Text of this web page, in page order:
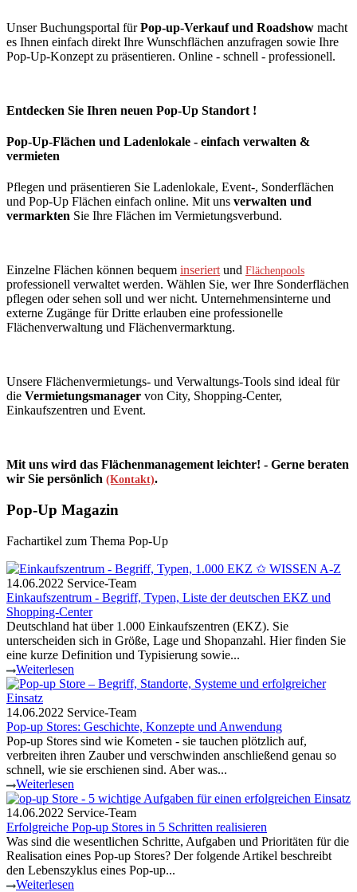
Unser Buchungsportal fürPop-up-Verkauf und Roadshow macht
es Ihnen einfach direkt Ihre Wunschflächen anzufragen sowie Ihre
Pop-Up-Konzept zu präsentieren. Online - schnell - professionell.
Entdecken Sie Ihren neuen Pop-Up Standort !
Pop-Up-Flächen und Ladenlokale - einfach verwalten &
vermieten
Pflegen und präsentieren Sie Ladenlokale, Event-, Sonderflächen
und Pop-Up Flächen einfach online. Mit uns verwalten und
vermarkten Sie Ihre Flächen im Vermietungsverbund.
Einzelne Flächen können bequem inseriert und Flächenpools
professionell verwaltet werden. Wählen Sie, wer Ihre Sonderflächen
pflegen oder sehen soll und wer nicht. Unternehmensinterne und
externe Zugänge für Dritte erlauben eine professionelle
Flächenverwaltung und Flächenvermarktung.
Unsere Flächenvermietungs- und Verwaltungs-Tools sind ideal für
die Vermietungsmanager von City, Shopping-Center,
Einkaufszentren und Event.
Mit uns wird das Flächenmanagement leichter! - Gerne beraten
wir Sie persönlich (Kontakt).
Pop-Up Magazin
Fachartikel zum Thema Pop-Up
14.06.2022 Service-Team
Einkaufszentrum - Begriff, Typen, Liste der deutschen EKZ und
Shopping-Center
Deutschland hat über 1.000 Einkaufszentren (EKZ). Sie
unterscheiden sich in Größe, Lage und Shopanzahl. Hier finden Sie
eine kurze Definition und Typisierung sowie...
Weiterlesen
14.06.2022 Service-Team
Pop-up Stores: Geschichte, Konzepte und Anwendung
Pop-up Stores sind wie Kometen - sie tauchen plötzlich auf,
verbreiten ihren Zauber und verschwinden anschließend genau so
schnell, wie sie erschienen sind. Aber was...
Weiterlesen
14.06.2022 Service-Team
Erfolgreiche Pop-up Stores in 5 Schritten realisieren
Was sind die wesentlichen Schritte, Aufgaben und Prioritäten für die
Realisation eines Pop-up Stores? Der folgende Artikel beschreibt
den Lebenszyklus eines Pop-up...
Weiterlesen